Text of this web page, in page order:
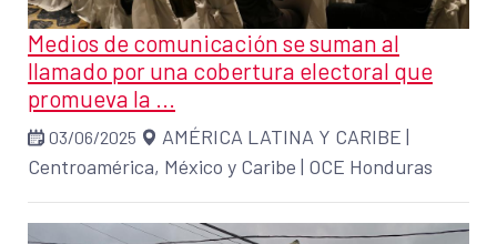
Medios de comunicación se suman al
llamado por una cobertura electoral que
promueva la ...
03/06/2025 AMÉRICA LATINA Y CARIBE |
Centroamérica, México y Caribe | OCE Honduras